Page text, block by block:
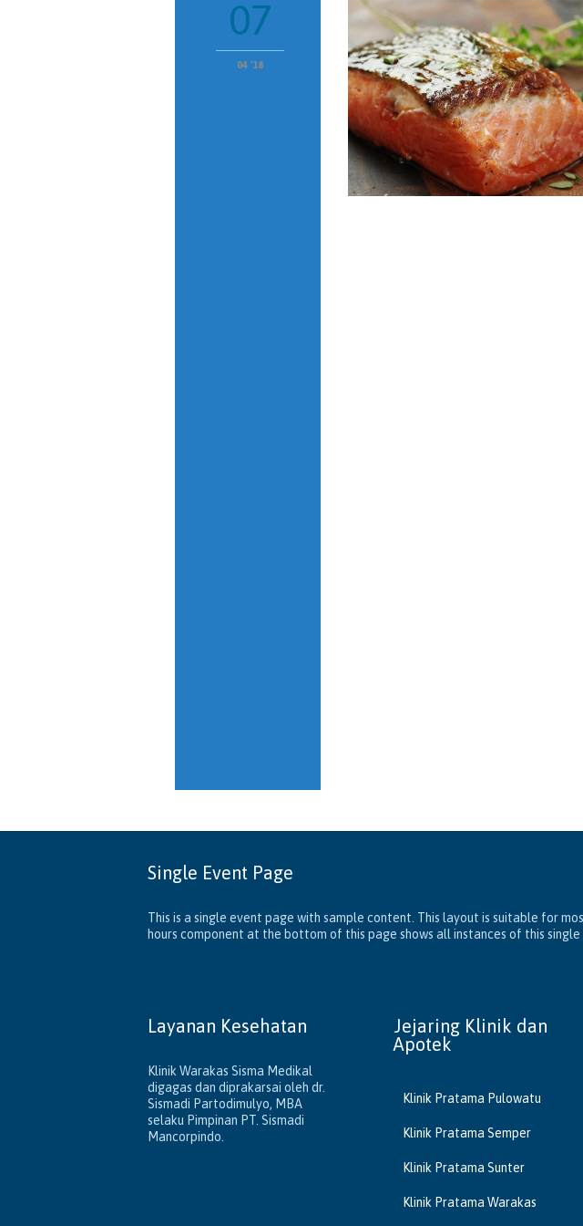
07
04 '18
Single Event Page
This is a single event page with sample content. This layout is suitable for
hours component at the bottom of this page shows all instances of this
Layanan Kesehatan
Klinik Warakas Sisma Medikal
digagas dan diprakarsai oleh dr.
Sismadi Partodimulyo, MBA
selaku Pimpinan PT. Sismadi
Mancorpindo.
Jejaring Klinik dan
Apotek
Klinik Pratama Pulowatu
Klinik Pratama Semper
Klinik Pratama Sunter
Klinik Pratama Warakas